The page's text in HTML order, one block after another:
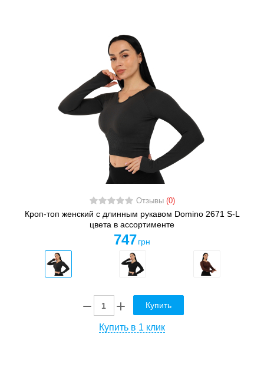
Отзывы (0)
Кроп-топ женский с длинным рукавом Domino 2671 S-L
цвета в ассортименте
747 грн
Купить
Купить в 1 клик